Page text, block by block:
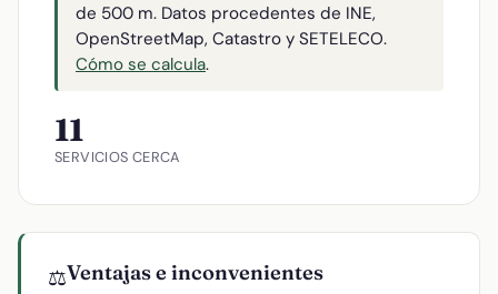
de 500 m. Datos procedentes de INE,
OpenStreetMap, Catastro y SETELECO.
Cómo se calcula.
11
SERVICIOS CERCA
⚖️Ventajas e inconvenientes